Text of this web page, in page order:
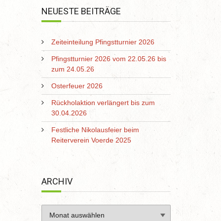
NEUESTE BEITRÄGE
Zeiteinteilung Pfingstturnier 2026
Pfingstturnier 2026 vom 22.05.26 bis
zum 24.05.26
Osterfeuer 2026
Rückholaktion verlängert bis zum
30.04.2026
Festliche Nikolausfeier beim
Reiterverein Voerde 2025
ARCHIV